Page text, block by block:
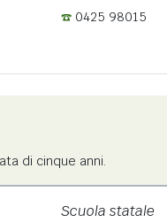
0425 98015
di cinque anni.
Scuola statale